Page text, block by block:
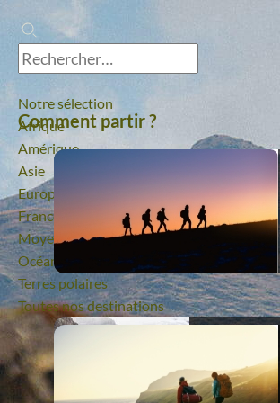
Notre sélection
Afrique
Amérique
Asie
Europe
France
Moyen-Orient
Océanie
Terres polaires
Toutes nos destinations
Comment partir ?